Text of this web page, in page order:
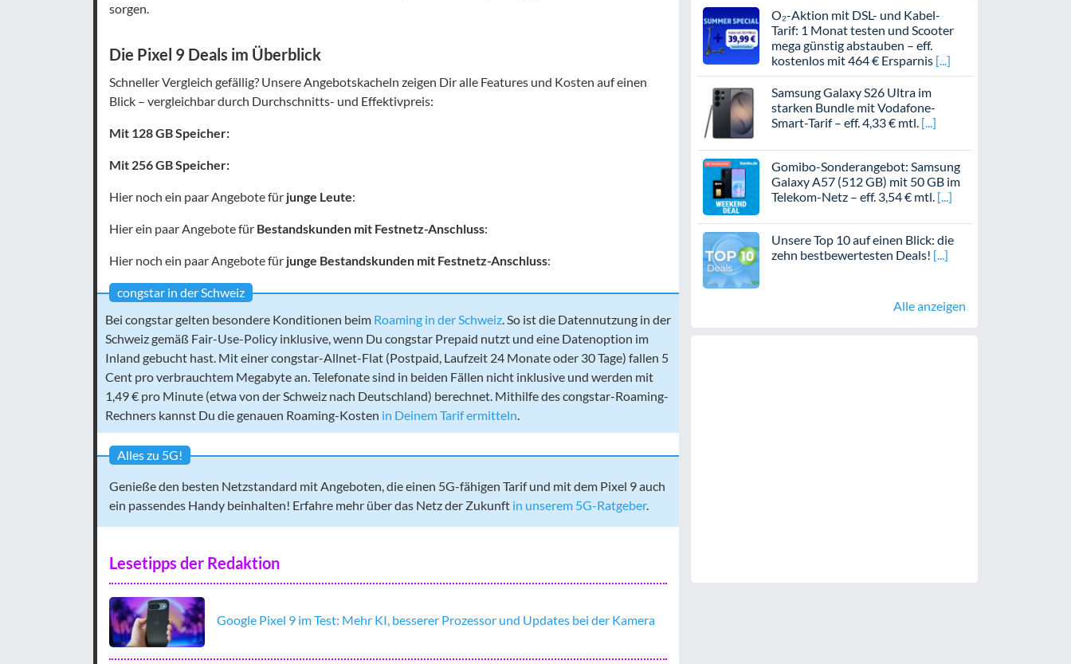
sorgen.
Die Pixel 9 Deals im Überblick
Schneller Vergleich gefällig? Unsere Angebotskacheln zeigen Dir alle Features und Kosten auf einen
Blick – vergleichbar durch Durchschnitts- und Effektivpreis:
Mit 128 GB Speicher:
Mit 256 GB Speicher:
Hier noch ein paar Angebote für junge Leute:
Hier ein paar Angebote für Bestandskunden mit Festnetz-Anschluss:
Hier noch ein paar Angebote für junge Bestandskunden mit Festnetz-Anschluss:
congstar in der Schweiz
Bei congstar gelten besondere Konditionen beim Roaming in der Schweiz. So ist die Datennutzung in der
Schweiz gemäß Fair-Use-Policy inklusive, wenn Du congstar Prepaid nutzt und eine Datenoption im
Inland gebucht hast. Mit einer congstar-Allnet-Flat (Postpaid, Laufzeit 24 Monate oder 30 Tage) fallen 5
Cent pro verbrauchtem Megabyte an. Telefonate sind in beiden Fällen nicht inklusive und werden mit
1,49 € pro Minute (etwa von der Schweiz nach Deutschland) berechnet. Mithilfe des congstar-Roaming-
Rechners kannst Du die genauen Roaming-Kosten in Deinem Tarif ermitteln.
Alles zu 5G!
Genieße den besten Netzstandard mit Angeboten, die einen 5G-fähigen Tarif und mit dem Pixel 9 auch
ein passendes Handy beinhalten! Erfahre mehr über das Netz der Zukunft in unserem 5G-Ratgeber.
Lesetipps der Redaktion
Google Pixel 9 im Test: Mehr KI, besserer Prozessor und Updates bei der Kamera
O₂-Aktion mit DSL- und Kabel-
Tarif: 1 Monat testen und Scooter
mega günstig abstauben – eff.
kostenlos mit 464 € Ersparnis
Samsung Galaxy S26 Ultra im
starken Bundle mit Vodafone-
Smart-Tarif – eff. 4,33 € mtl.
Gomibo-Sonderangebot: Samsung
Galaxy A57 (512 GB) mit 50 GB im
Telekom-Netz – eff. 3,54 € mtl.
Unsere Top 10 auf einen Blick: die
zehn bestbewertesten Deals!
Alle anzeigen